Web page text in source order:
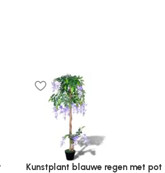
Plantenonline Broeikas 110×58,5×39